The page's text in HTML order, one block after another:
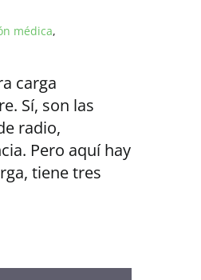
médica,
carga
Sí, son las
radio,
Pero aquí hay
tiene tres